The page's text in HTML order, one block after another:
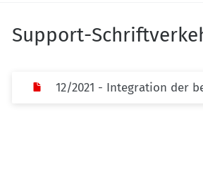
Support-
12/2021 - Integration der